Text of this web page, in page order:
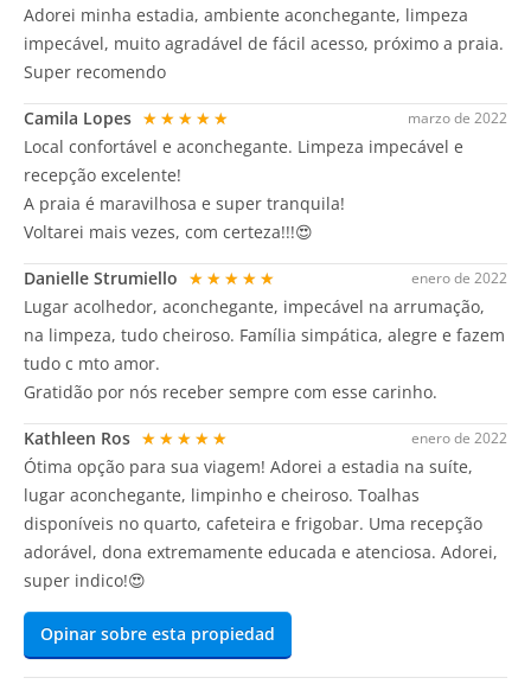
Adorei minha estadia, ambiente aconchegante, limpeza
impecável, muito agradável de fácil acesso, próximo a praia.
Super recomendo
marzo de 2022
Camila Lopes ★★★★★
Local confortável e aconchegante. Limpeza impecável e
recepção excelente!
A praia é maravilhosa e super tranquila!
Voltarei mais vezes, com certeza!!!😍
enero de 2022
Danielle Strumiello ★★★★★
Lugar acolhedor, aconchegante, impecável na arrumação,
na limpeza, tudo cheiroso. Família simpática, alegre e fazem
tudo c mto amor.
Gratidão por nós receber sempre com esse carinho.
enero de 2022
Kathleen Ros ★★★★★
Ótima opção para sua viagem! Adorei a estadia na suíte,
lugar aconchegante, limpinho e cheiroso. Toalhas
disponíveis no quarto, cafeteira e frigobar. Uma recepção
adorável, dona extremamente educada e atenciosa. Adorei,
super indico!😍
Opinar sobre esta propiedad